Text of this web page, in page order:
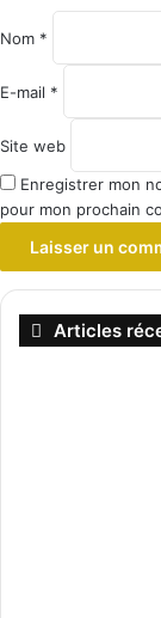
Nom *
E-mail *
Site web
Enregistrer mon
pour mon prochain
Articles